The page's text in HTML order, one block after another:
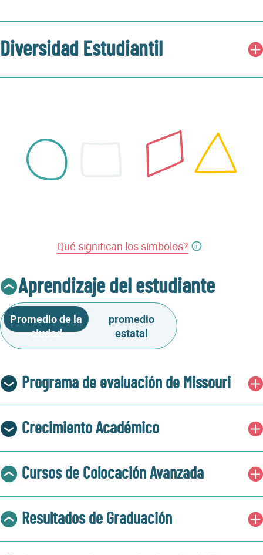
Diversidad Estudiantil
Qué significan los símbolos?
Aprendizaje del estudiante
Promedio de la
ciudad
promedio
estatal
Programa de evaluación de Missouri
Crecimiento Académico
Cursos de Colocación Avanzada
Resultados de Graduación